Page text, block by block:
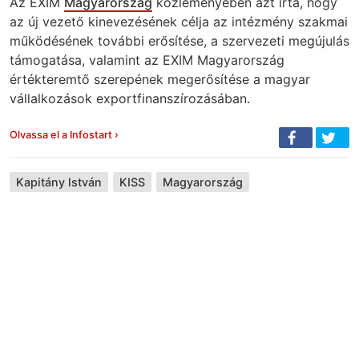
az új vezető kinevezésének célja az intézmény szakmai
működésének további erősítése, a szervezeti megújulás
támogatása, valamint az EXIM Magyarország
értékteremtő szerepének megerősítése a magyar
vállalkozások exportfinanszírozásában.
Olvassa el a Infostart ›
Kapitány István KISS Magyarország